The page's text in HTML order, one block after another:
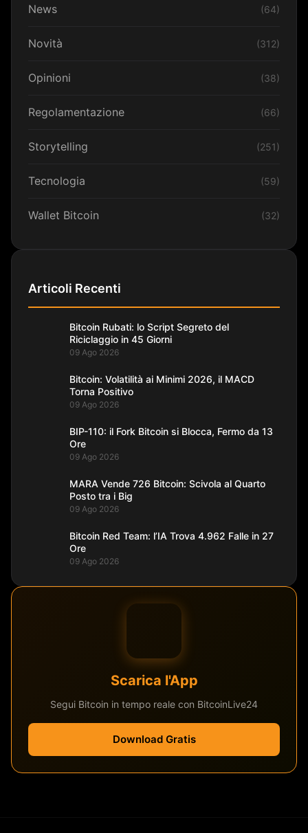
News (64)
Novità (312)
Opinioni (38)
Regolamentazione (66)
Storytelling (251)
Tecnologia (59)
Wallet Bitcoin (32)
Articoli Recenti
Bitcoin Rubati: lo Script Segreto del
Riciclaggio in 45 Giorni
09 Ago 2026
Bitcoin: Volatilità ai Minimi 2026, il MACD
Torna Positivo
09 Ago 2026
BIP-110: il Fork Bitcoin si Blocca, Fermo da 13
Ore
09 Ago 2026
MARA Vende 726 Bitcoin: Scivola al Quarto
Posto tra i Big
09 Ago 2026
Bitcoin Red Team: l’IA Trova 4.962 Falle in 27
Ore
09 Ago 2026
Scarica l'App
Segui Bitcoin in tempo reale con BitcoinLive24
Download Gratis